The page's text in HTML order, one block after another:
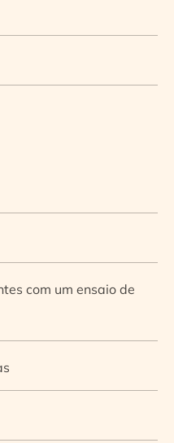
com um ensaio de